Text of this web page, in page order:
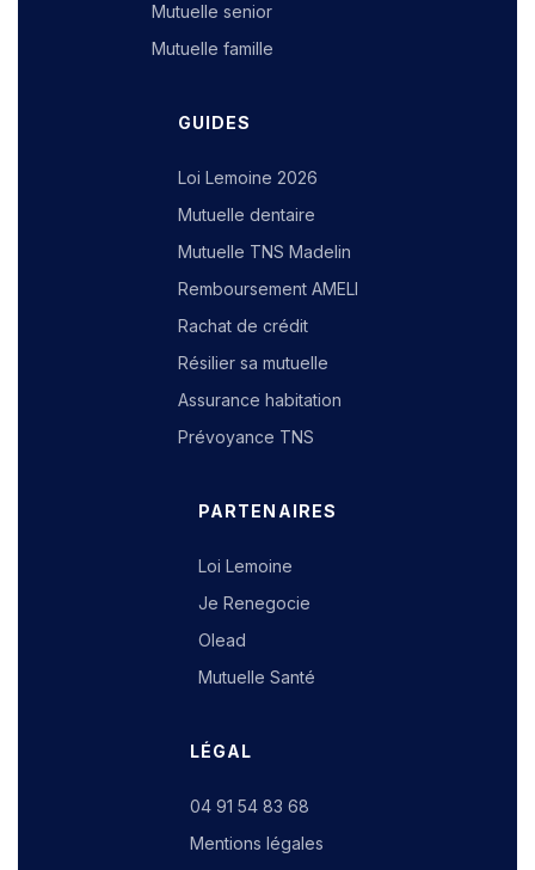
Mutuelle senior
Mutuelle famille
GUIDES
Loi Lemoine 2026
Mutuelle dentaire
Mutuelle TNS Madelin
Remboursement AMELI
Rachat de crédit
Résilier sa mutuelle
Assurance habitation
Prévoyance TNS
PARTENAIRES
Loi Lemoine
Je Renegocie
Olead
Mutuelle Santé
LÉGAL
04 91 54 83 68
Mentions légales